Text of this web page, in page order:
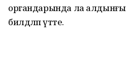
органдарында ла
билдәләп үтте.